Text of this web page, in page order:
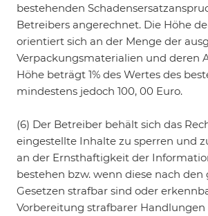
bestehenden
Betreibers angerechnet. Die Höhe
orientiert sich an der Menge der
Verpackungsmaterialien und deren
Höhe beträgt 1% des Wertes des
mindestens jedoch 100, 00 Euro.
(6) Der Betreiber behält sich das
eingestellte Inhalte zu sperren und
an der Ernsthaftigkeit der
bestehen bzw. wenn diese nach den
Gesetzen strafbar sind oder
Vorbereitung strafbarer Handlungen